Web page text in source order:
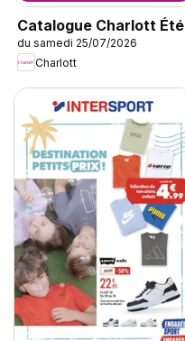
Catalogue Charlott Été
du samedi 25/07/2026
Charlott